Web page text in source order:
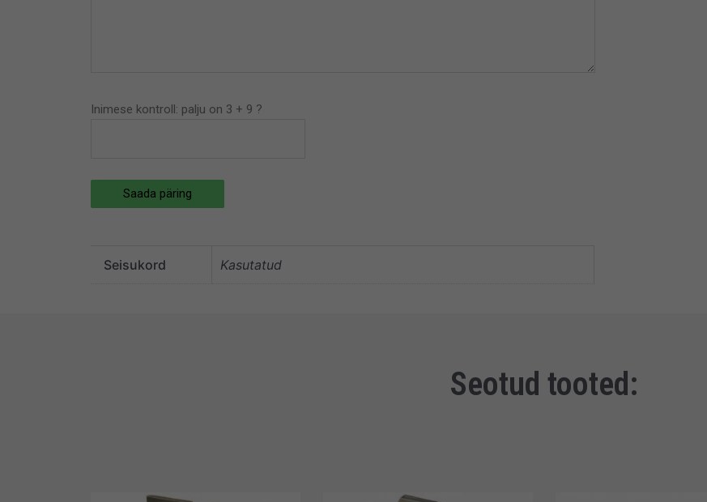
Inimese kontroll: palju on 3 + 9 ?
Saada päring
Seisukord Kasutatud
Seotud tooted: